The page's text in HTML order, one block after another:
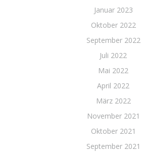
Januar 2023
Oktober 2022
September 2022
Juli 2022
Mai 2022
April 2022
März 2022
November 2021
Oktober 2021
September 2021